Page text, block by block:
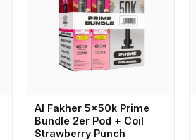
Al Fakher 5x50k Prime
Bundle 2er Pod + Coil
Strawberry Punch